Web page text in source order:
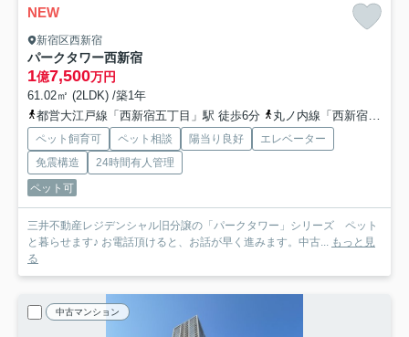
NEW
新宿区西新宿
パークタワー西新宿
1億7,500万円
61.02㎡ (2LDK) /築1年
都営大江戸線「西新宿五丁目」駅 徒歩6分
丸ノ内線「西新宿」駅 徒歩10分
ペット飼育可 ペット相談 陽当り良好
エレベーター
免震構造
24時間有人管理
ペット可
三井不動産レジデンシャル旧分譲の「パークタワー」シリーズ ペット
と暮らせます♪ お電話頂けると、お話が早く進みます。中古...
もっと見
る
中古マンション